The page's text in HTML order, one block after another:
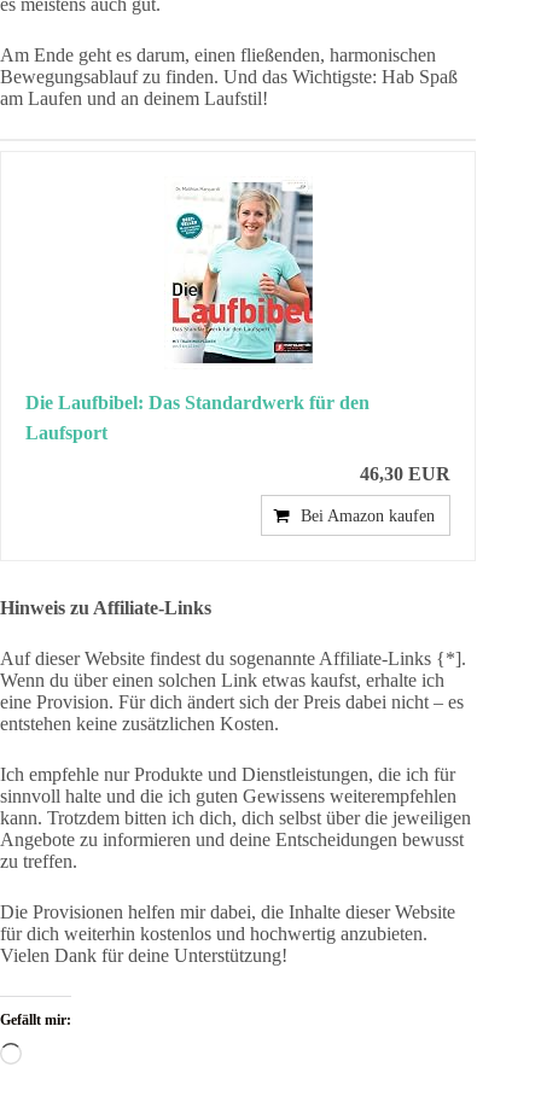
es meistens auch gut.
Am Ende geht es darum, einen fließenden, harmonischen
Bewegungsablauf zu finden. Und das Wichtigste: Hab Spaß
am Laufen und an deinem Laufstil!
Die Laufbibel: Das Standardwerk für den
Laufsport
46,30 EUR
Bei Amazon kaufen
Hinweis zu Affiliate-Links
Auf dieser Website findest du sogenannte Affiliate-Links {*].
Wenn du über einen solchen Link etwas kaufst, erhalte ich
eine Provision. Für dich ändert sich der Preis dabei nicht – es
entstehen keine zusätzlichen Kosten.
Ich empfehle nur Produkte und Dienstleistungen, die ich für
sinnvoll halte und die ich guten Gewissens weiterempfehlen
kann. Trotzdem bitten ich dich, dich selbst über die jeweiligen
Angebote zu informieren und deine Entscheidungen bewusst
zu treffen.
Die Provisionen helfen mir dabei, die Inhalte dieser Website
für dich weiterhin kostenlos und hochwertig anzubieten.
Vielen Dank für deine Unterstützung!
Gefällt mir:
Wird